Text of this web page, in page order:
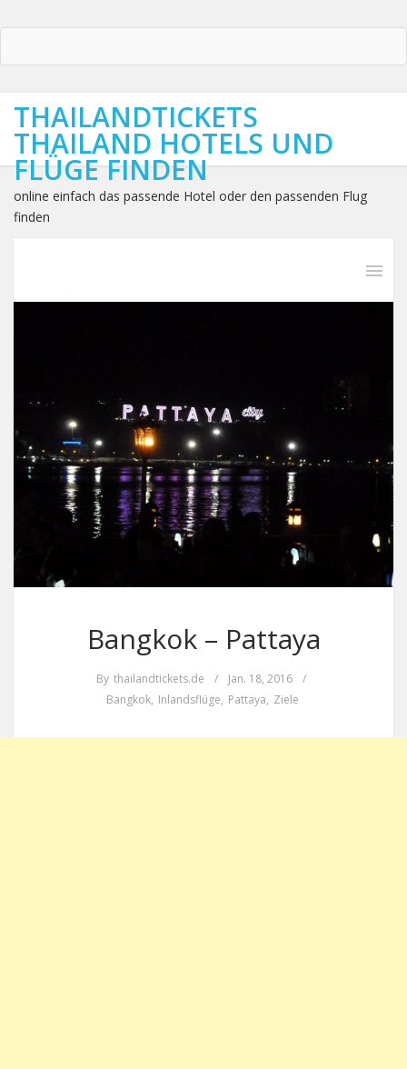
THAILANDTICKETS
THAILAND HOTELS UND
FLÜGE FINDEN
online einfach das passende Hotel oder den passenden Flug
finden
Bangkok – Pattaya
By thailandtickets.de / Jan. 18, 2016
/
Bangkok, Inlandsflüge, Pattaya, Ziele